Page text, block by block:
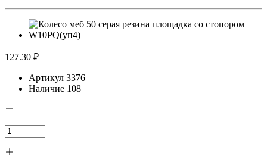
127.30 ₽
Артикул 3376
Наличие 108